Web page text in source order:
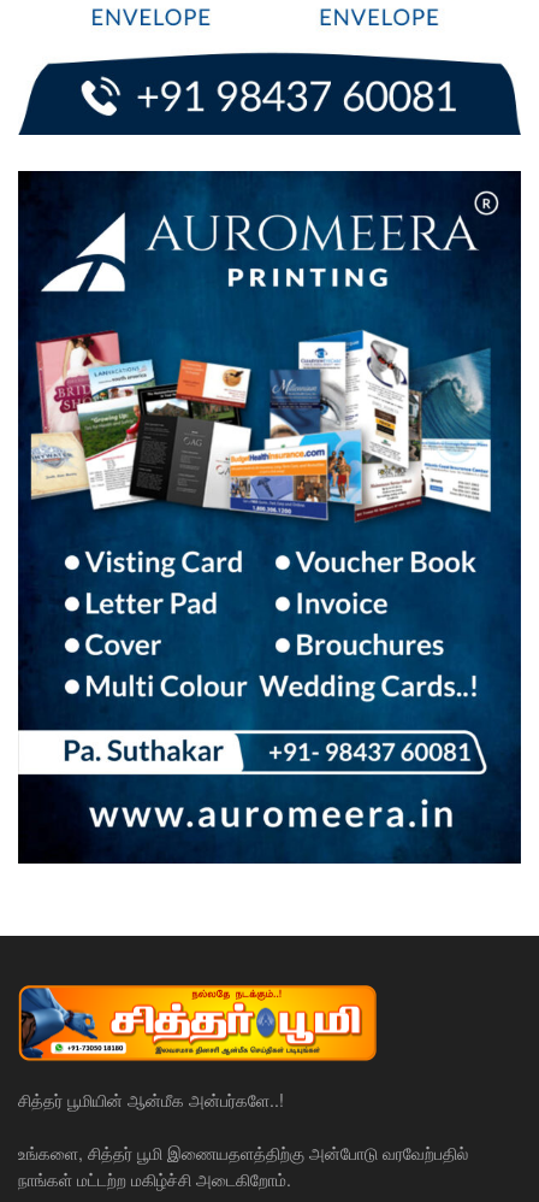
சித்தர் பூமியின் ஆன்மீக அன்பர்களே..!
உங்களை, சித்தர் பூமி இணையதளத்திற்கு அன்போடு வரவேற்பதில்
நாங்கள் மட்டற்ற மகிழ்ச்சி அடைகிறோம்.